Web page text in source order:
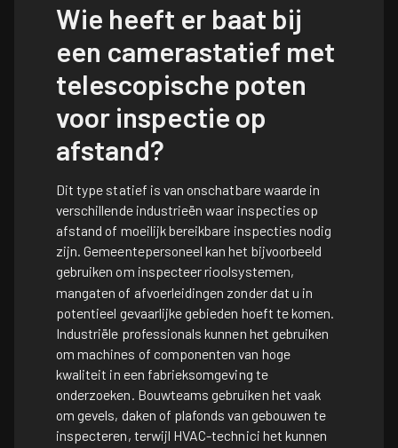
Wie heeft er baat bij
een camerastatief met
telescopische poten
voor inspectie op
afstand?
Dit type statief is van onschatbare waarde in
verschillende industrieën waar inspecties op
afstand of moeilijk bereikbare inspecties nodig
zijn. Gemeentepersoneel kan het bijvoorbeeld
gebruiken om inspecteer rioolsystemen,
mangaten of afvoerleidingen zonder dat u in
potentieel gevaarlijke gebieden hoeft te komen.
Industriële professionals kunnen het gebruiken
om machines of componenten van hoge
kwaliteit in een fabrieksomgeving te
onderzoeken. Bouwteams gebruiken het vaak
om gevels, daken of plafonds van gebouwen te
inspecteren, terwijl HVAC-technici het kunnen